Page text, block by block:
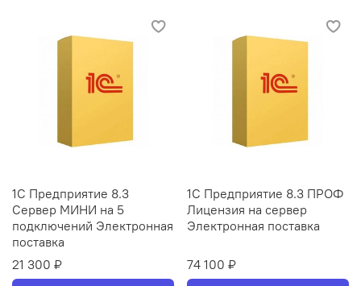
1С Предприятие 8.3
Сервер МИНИ на 5
подключений Электронная
поставка
21 300 ₽
1С Предприятие 8.3 ПРОФ
Лицензия на сервер
Электронная поставка
74 100 ₽